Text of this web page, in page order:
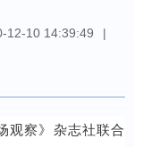
12-10 14:39:49 |
观察》杂志社联合